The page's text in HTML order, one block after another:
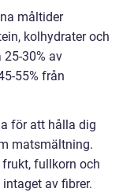
måltider
kolhydrater och
30% av
55% från
för att hålla dig
matsmältning.
fullkorn och
av fibrer.